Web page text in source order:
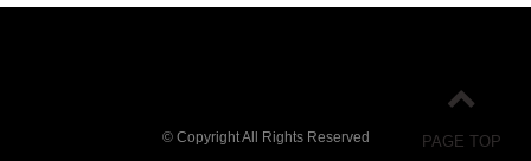
PAGE TOP
© Copyright All Rights Reserved